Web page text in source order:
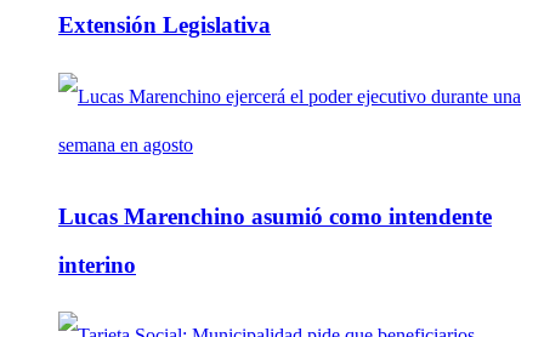
Extensión Legislativa
Lucas Marenchino asumió como intendente
interino